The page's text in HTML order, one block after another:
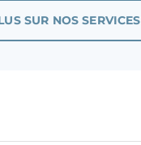
SUR NOS SERVICES